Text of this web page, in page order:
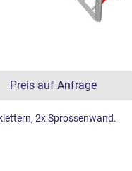
Preis auf Anfrage
2x Sprossenwand.